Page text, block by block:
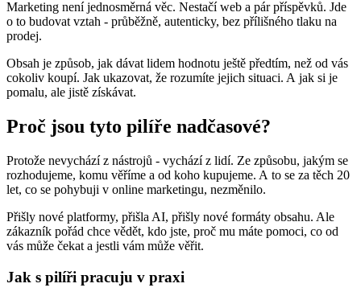
Marketing není jednosměrná věc. Nestačí web a pár příspěvků. Jde
o to budovat vztah - průběžně, autenticky, bez přílišného tlaku na
prodej.
Obsah je způsob, jak dávat lidem hodnotu ještě předtím, než od vás
cokoliv koupí. Jak ukazovat, že rozumíte jejich situaci. A jak si je
pomalu, ale jistě získávat.
Proč jsou tyto pilíře nadčasové?
Protože nevychází z nástrojů - vychází z lidí. Ze způsobu, jakým se
rozhodujeme, komu věříme a od koho kupujeme. A to se za těch 20
let, co se pohybuji v online marketingu, nezměnilo.
Přišly nové platformy, přišla AI, přišly nové formáty obsahu. Ale
zákazník pořád chce vědět, kdo jste, proč mu máte pomoci, co od
vás může čekat a jestli vám může věřit.
Jak s pilíři pracuju v praxi